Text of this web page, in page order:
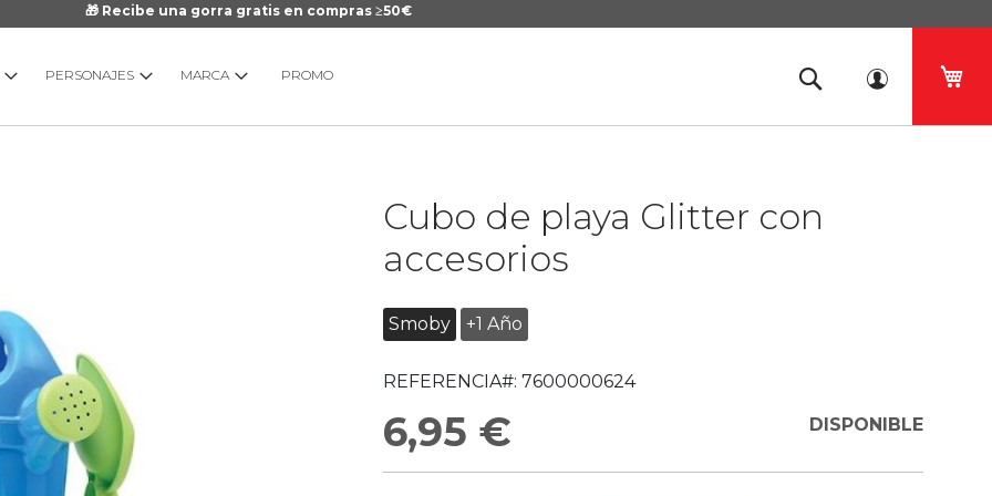
🎁 Recibe una gorra gratis en compras ≥50€
PERSONAJES MARCA PROMO
Cubo de playa Glitter con
accesorios
Smoby +1 Año
REFERENCIA#: 7600000624
6,95 € DISPONIBLE
galería
imágenes